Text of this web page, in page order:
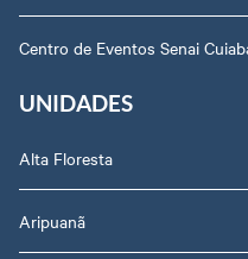
Centro de Eventos Senai
UNIDADES
Alta Floresta
Aripuanã